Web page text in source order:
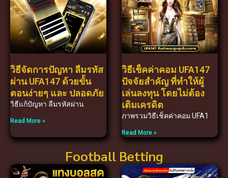
วิธีจัดการปัญหา ลืมรหัส
ผ่าน UFA147 ด้วยขั้น
ตอนง่ายๆ และ ปลอดภัย
วิธีแก้ปัญหา ลืมรหัสผ่าน
Read More »
วิธีเช็คค่าคอม UFA147
ปัจจัยสำคัญ ที่ทำให้ผู้
เล่นลงทุน โดยไม่ต้อง
เติมเครดิต
ภาพรวมวิธีเช็คค่าคอม UFA1
Read More »
Football Betting